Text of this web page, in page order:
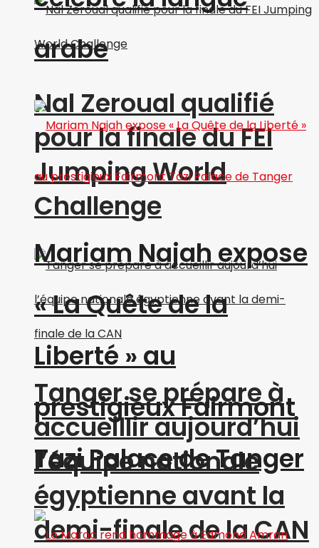
Nal Zeroual qualifié
pour la finale du FEI
Jumping World
Challenge
Tanger se prépare à
accueillir aujourd’hui
l’équipe nationale
égyptienne avant la
demi-finale de la CAN
arabe
Mariam Najah expose
« La Quête de la
Liberté » au
prestigieux Fairmont
Tazi Palace de Tanger